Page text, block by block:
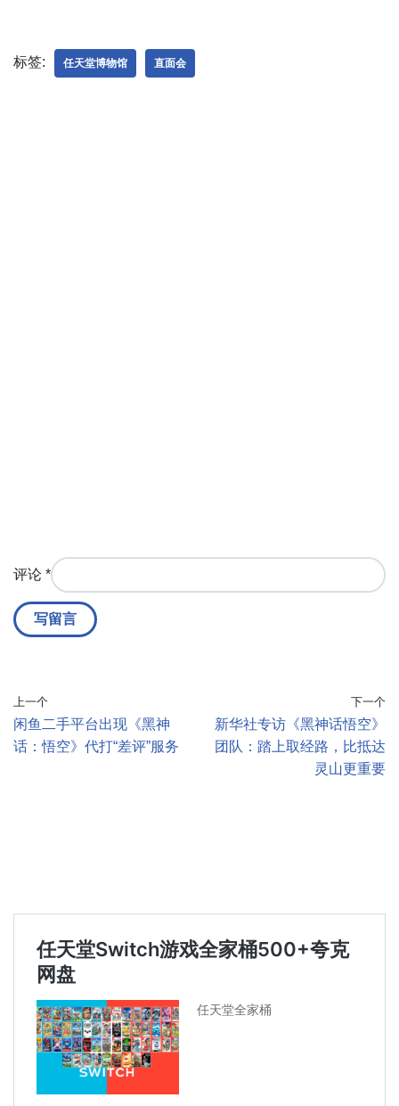
标签: 任天堂博物馆 直面会
评论 *
上一个
闲鱼二手平台出现《黑神
话：悟空》代打“差评”服务
下一个
新华社专访《黑神话悟空》
团队：踏上取经路，比抵达
灵山更重要